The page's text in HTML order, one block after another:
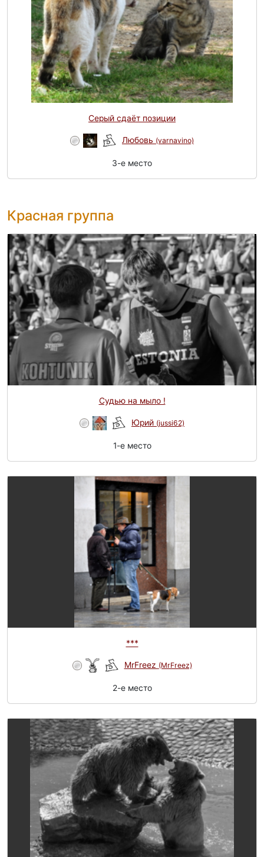
Серый сдаёт позиции
Любовь (varnavino)
3-e место
Красная группа
Судью на мыло !
Юрий (jussi62)
1-e место
***
MrFreez (MrFreez)
2-e место